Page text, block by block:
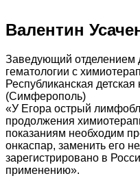
Валентин
Заведующий отделением
гематологии с
Республиканская
(Симферополь)
«У Егора острый
продолжения
показаниям необходим
онкаспар, заменить его
зарегистрировано в
применению».